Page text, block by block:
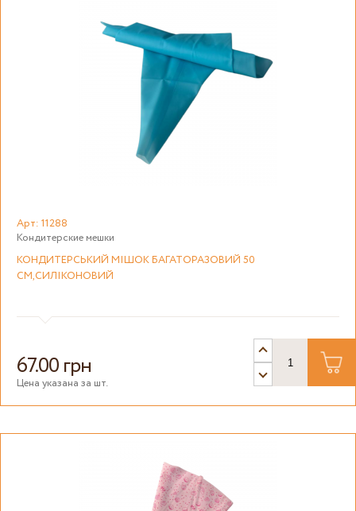
Арт: 11288
Кондитерские мешки
КОНДИТЕРСЬКИЙ МІШОК БАГАТОРАЗОВИЙ 50
СМ,СИЛІКОНОВИЙ
67.00 грн
Цена указана за шт.